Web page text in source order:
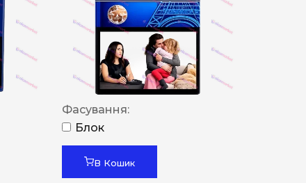
Фасування:
Блок
В Кошик